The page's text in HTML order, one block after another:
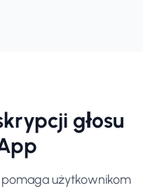
głosu
użytkownikom